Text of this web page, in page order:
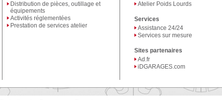
Distribution de pièces, outillage et
équipements
Activités réglementées
Prestation de services atelier
Atelier Poids Lourds
Services
Assistance 24/24
Services sur mesure
Sites partenaires
Ad.fr
iDGARAGES.com